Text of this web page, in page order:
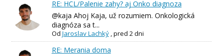
RE: HCL/Palenie zahy? aj Onko diagnoza
@kaja Ahoj Kaja, už rozumiem. Onkologická
diagnóza sa t...
Od Jaroslav Lachký,pred 2 dni
RE: Merania doma